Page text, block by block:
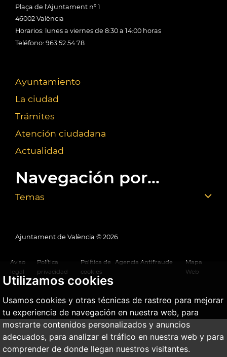
Utilizamos cookies
Usamos cookies y otras técnicas de rastreo para mejorar
tu experiencia de navegación en nuestra web, para
mostrarte contenidos personalizados y anuncios
adecuados, para analizar el tráfico en nuestra web y para
comprender de donde llegan nuestros visitantes.
Plaça de l'Ajuntament nº 1
46002 València
Horarios: lunes a viernes de 8:30 a 14:00 horas
Teléfono: 963 52 54 78
Ayuntamiento
La ciudad
Trámites
Atención ciudadana
Actualidad
Navegación por...
Temas
Ajuntament de València © 2026
Aviso
legal
Política
privacidad
Política de
cookies
Agencia Antifraude
Mapa
Web